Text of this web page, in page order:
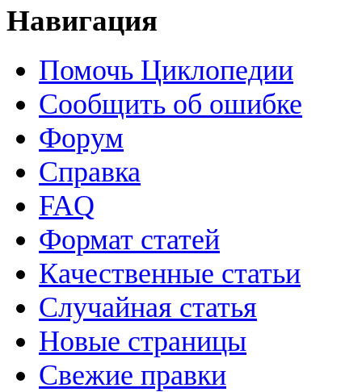
Навигация
Помочь Циклопедии
Сообщить об ошибке
Форум
Справка
FAQ
Формат статей
Качественные статьи
Случайная статья
Новые страницы
Свежие правки